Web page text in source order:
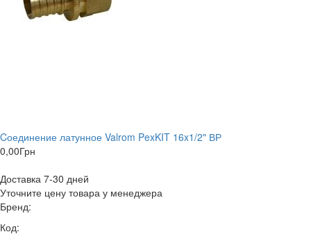
Cоединение латунное Valrom PexKIT 16x1/2" ВР
0,00Грн
Доставка 7-30 дней
Уточните цену товара у менеджера
Бренд:
Код: